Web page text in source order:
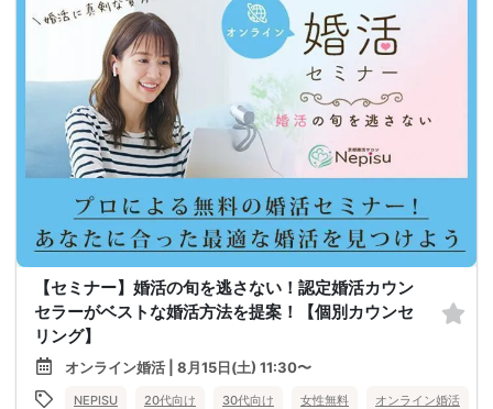
【セミナー】婚活の旬を逃さない！認定婚活カウン
セラーがベストな婚活方法を提案！【個別カウンセ
リング】
オンライン婚活 | 8月15日(土) 11:30〜
NEPISU 20代向け 30代向け 女性無料 オンライン婚活